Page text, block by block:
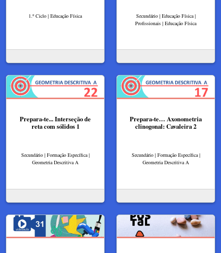
1.º Ciclo | Educação Física
Secundário | Educação Física |
Profissionais | Educação Física
Prepara-te... Interseção de
reta com sólidos 1
Secundário | Formação Específica |
Geometria Descritiva A
Prepara-te… Axonometria
clinogonal: Cavaleira 2
Secundário | Formação Específica |
Geometria Descritiva A